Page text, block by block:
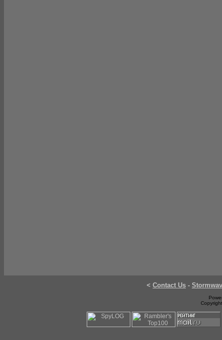
< Contact Us -